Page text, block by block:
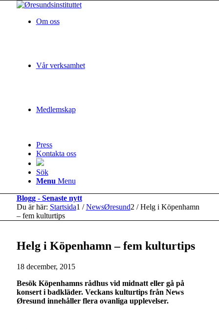
Om oss
Vår verksamhet
Medlemskap
Press
Kontakta oss
Sök
Menu Menu
Blogg - Senaste nytt
Du är här: Startsida1 / NewsØresund2 / Helg i Köpenhamn
– fem kulturtips
Helg i Köpenhamn – fem kulturtips
18 december, 2015
Besök Köpenhamns rådhus vid midnatt eller gå på
konsert i badkläder. Veckans kulturtips från News
Øresund innehåller flera ovanliga upplevelser.